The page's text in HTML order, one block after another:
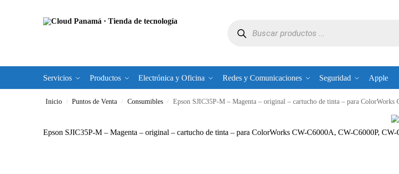
Servicios Productos Electrónica y Oficina Redes y Comunicaciones Seguridad Apple
Inicio / Puntos de Venta / Consumibles / Epson SJIC35P-M – Magenta – original – cartucho de tinta – para
Epson SJIC35P-M – Magenta – original – cartucho de tinta – para ColorWorks CW-C6000A, CW-C6000P,